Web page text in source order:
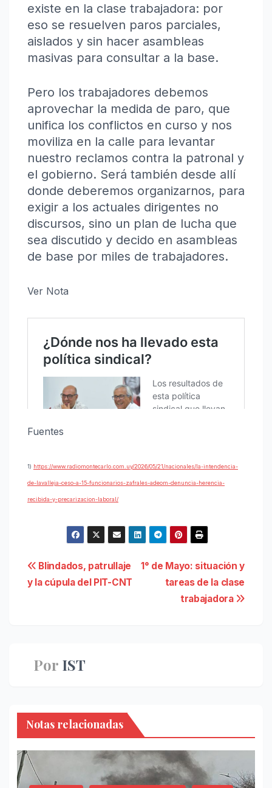
existe en la clase trabajadora: por
eso se resuelven paros parciales,
aislados y sin hacer asambleas
masivas para consultar a la base.
Pero los trabajadores debemos
aprovechar la medida de paro, que
unifica los conflictos en curso y nos
moviliza en la calle para levantar
nuestro reclamos contra la patronal y
el gobierno. Será también desde allí
donde deberemos organizarnos, para
exigir a los actuales dirigentes no
discursos, sino un plan de lucha que
sea discutido y decido en asambleas
de base por miles de trabajadores.
Ver Nota
Fuentes
1) https://www.radiomontecarlo.com.uy/2026/05/21/nacionales/la-intendencia-
de-lavalleja-ceso-a-15-funcionarios-zafrales-adeom-denuncia-herencia-
recibida-y-precarizacion-laboral/
Navegación
de
1° de Mayo: situación y
tareas de la clase
trabajadora
Blindados, patrullaje
y la cúpula del PIT-CNT
Por IST
Notas relacionadas